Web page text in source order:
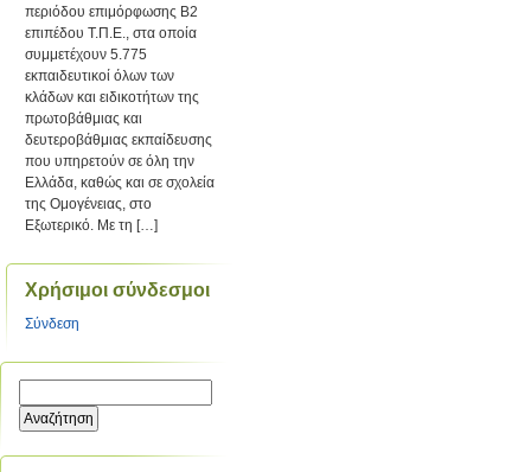
περιόδου επιμόρφωσης Β2
επιπέδου Τ.Π.Ε., στα οποία
συμμετέχουν 5.775
εκπαιδευτικοί όλων των
κλάδων και ειδικοτήτων της
πρωτοβάθμιας και
δευτεροβάθμιας εκπαίδευσης
που υπηρετούν σε όλη την
Ελλάδα, καθώς και σε σχολεία
της Ομογένειας, στο
Εξωτερικό. Με τη […]
Χρήσιμοι σύνδεσμοι
Σύνδεση